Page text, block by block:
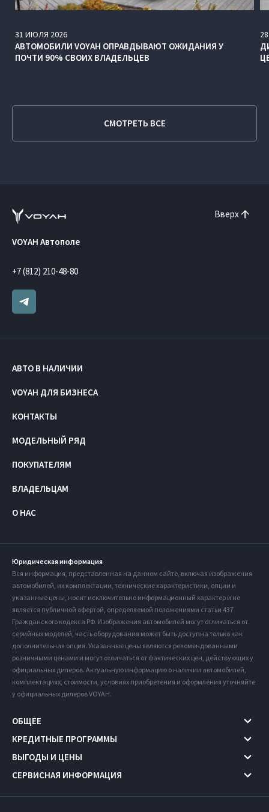
31 ИЮЛЯ 2026
АВТОМОБИЛИ VOYAH ОПРАВДЫВАЮТ ОЖИДАНИЯ У
ПОЧТИ 90% СВОИХ ВЛАДЕЛЬЦЕВ
28
СМОТРЕТЬ ВСЕ
Вверх
VOYAH Автополе
+7 (812) 210-48-80
АВТО В НАЛИЧИИ
VOYAH ДЛЯ БИЗНЕСА
КОНТАКТЫ
МОДЕЛЬНЫЙ РЯД
ПОКУПАТЕЛЯМ
ВЛАДЕЛЬЦАМ
О НАС
Юридическая информация
Вся информация, представленная на данном сайте, включая изображения
автомобилей, их комплектации, технические характеристики, опции и
указанные цены, носит исключительно информационный характер и не
является публичной офертой, определяемой положениями статьи 437
Гражданского кодекса РФ. Изображения автомобилей могут отличаться от
серийных моделей, часть оборудования может быть доступна только как
дополнительная опция. Указанные цены являются рекомендованными
розничными ценами и могут отличаться от фактических цен, действующих у
официальных дилеров. Актуальную информацию о наличии автомобилей,
комплектациях, стоимости, условиях приобретения и оформления уточняйте
у официальных дилеров VOYAH.
ОБЩЕЕ
КРЕДИТНЫЕ ПРОГРАММЫ
ВЫГОДЫ И ЦЕНЫ
СЕРВИСНАЯ ИНФОРМАЦИЯ